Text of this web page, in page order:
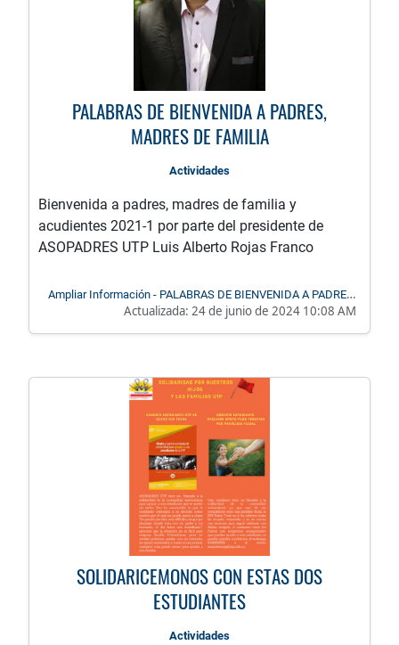
PALABRAS DE BIENVENIDA A PADRES,
MADRES DE FAMILIA
Actividades
Bienvenida a padres, madres de familia y
acudientes 2021-1 por parte del presidente de
ASOPADRES UTP Luis Alberto Rojas Franco
Ampliar Información - PALABRAS DE BIENVENIDA A PADRES,
MADRES DE FAMILIA
Actualizada: 24 de junio de 2024 10:08 AM
SOLIDARICEMONOS CON ESTAS DOS
ESTUDIANTES
Actividades